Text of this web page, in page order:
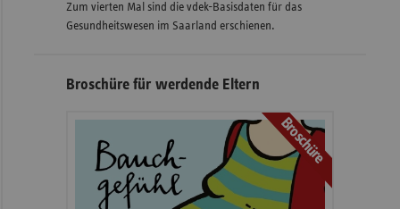
Zum vierten Mal sind die vdek-Basisdaten für das
Gesundheitswesen im Saarland erschienen.
Broschüre für werdende Eltern
Broschüre